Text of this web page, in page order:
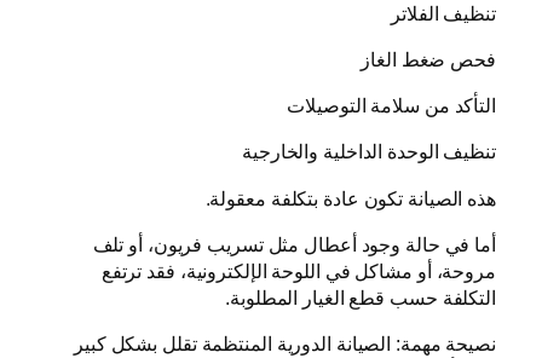
تنظيف الفلاتر
فحص ضغط الغاز
التأكد من سلامة التوصيلات
تنظيف الوحدة الداخلية والخارجية
هذه الصيانة تكون عادة بتكلفة معقولة.
أما في حالة وجود أعطال مثل تسريب فريون، أو تلف
مروحة، أو مشاكل في اللوحة الإلكترونية، فقد ترتفع
التكلفة حسب قطع الغيار المطلوبة.
نصيحة مهمة: الصيانة الدورية المنتظمة تقلل بشكل كبير